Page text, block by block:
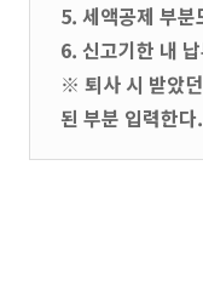
5. 세액공제 부
6. 신고기한 내
※ 퇴사 시 받았
된 부분 입력한다.